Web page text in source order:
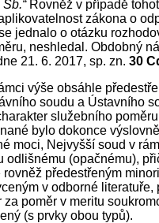
Rovněž v případě
zákona o
jednalo o otázku
neshledal. Obdobný
21. 6. 2017, sp. zn. 30
výše obsáhle
soudu a Ústavního
služebního
bylo dokonce
moci, Nejvyšší soud v
odlišnému (opačnému),
předestřeným
v odborné literatuře,
poměr v meritu
(s prvky obou typů).